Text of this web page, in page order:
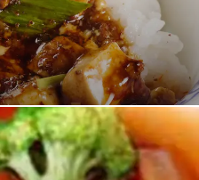
歩2分
フが腕を振るって作る彩り豊
ディナーにはご宴会におすす
シェフこだわりの料理をお召